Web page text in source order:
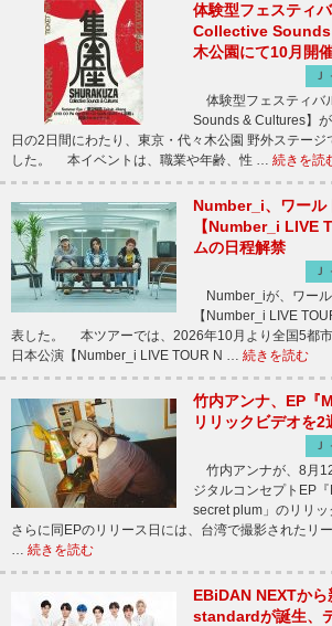
体験型フェスティ
Collective Sounds
木公園にて10月開
体験型フェスティバ
Sounds & Cultures】
日の2日間にわたり、東京・代々木公園 野外ステー
した。 本イベントは、職業や年齢、性 … 続きを読
Number_i、ワール
【Number_i LIVE
ムの日程解禁
Number_iが、ワー
【Number_i LIVE
表した。 本ツアーでは、2026年10月より全国5都
日本公演【Number_i LIVE TOUR N … 続きを読む
竹内アンナ、EP『
リリックビデオを2
竹内アンナが、8月
ジタルコンセプトEP
secret plum」のリリ
さらに同EPのリリース日には、台湾で撮影されたリ
… 続きを読む
EBiDAN NEXTか
standardが誕生、